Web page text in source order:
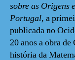
sobre as Origens
Portugal, a
publicada no
20 anos a obra
história da